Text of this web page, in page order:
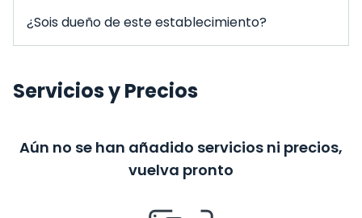
¿Sois dueño de este establecimiento?
Servicios y Precios
Aún no se han añadido servicios ni precios,
vuelva pronto